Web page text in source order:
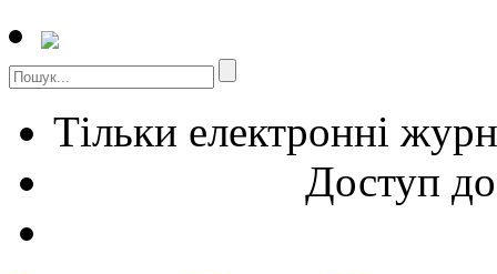
Тільки електронні
Доступ